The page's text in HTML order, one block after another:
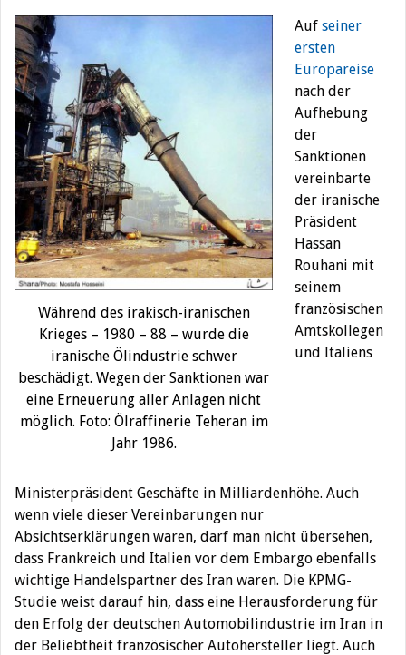
Während des irakisch-iranischen
Krieges – 1980 – 88 – wurde die
iranische Ölindustrie schwer
beschädigt. Wegen der Sanktionen war
eine Erneuerung aller Anlagen nicht
möglich. Foto: Ölraffinerie Teheran im
Jahr 1986.
Auf seiner
ersten
Europareise
nach der
Aufhebung
der
Sanktionen
vereinbarte
der iranische
Präsident
Hassan
Rouhani mit
seinem
französischen
Amtskollegen
und Italiens
Ministerpräsident Geschäfte in Milliardenhöhe. Auch
wenn viele dieser Vereinbarungen nur
Absichtserklärungen waren, darf man nicht übersehen,
dass Frankreich und Italien vor dem Embargo ebenfalls
wichtige Handelspartner des Iran waren. Die KPMG-
Studie weist darauf hin, dass eine Herausforderung für
den Erfolg der deutschen Automobilindustrie im Iran in
der Beliebtheit französischer Autohersteller liegt. Auch